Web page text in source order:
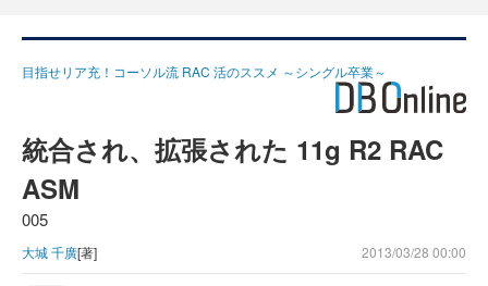
目指せリア充！コーソル流 RAC 活のススメ ～シングル卒業～
統合され、拡張された 11g R2 RAC
ASM
005
大城 千廣[著] 2013/03/28 00:00